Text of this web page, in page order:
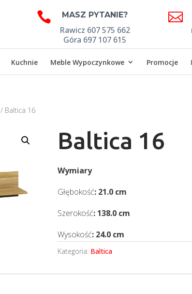
 MASZ PYTANIE?
Rawicz 607 575 662
Góra 697 107 615

Kuchnie Meble Wypoczynkowe Promocje
/ Baltica 16
Baltica 16
Wymiary
Głębokość: 21.0 cm
Szerokość: 138.0 cm
Wysokość: 24.0 cm
Kategoria: Baltica